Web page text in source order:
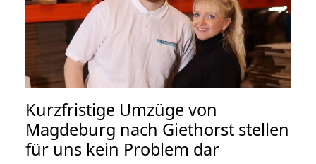
Kurzfristige Umzüge von
Magdeburg nach Giethorst stellen
für uns kein Problem dar